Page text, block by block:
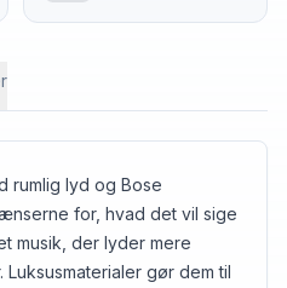
rumlig lyd og Bose
for, hvad det vil sige
musik, der lyder mere
gør dem til